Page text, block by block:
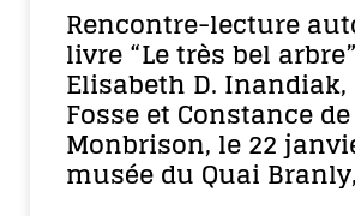
Rencontre-lecture
livre “Le très bel
Elisabeth D. Inandiak,
Fosse et Constance de
Monbrison, le 22
musée du Quai